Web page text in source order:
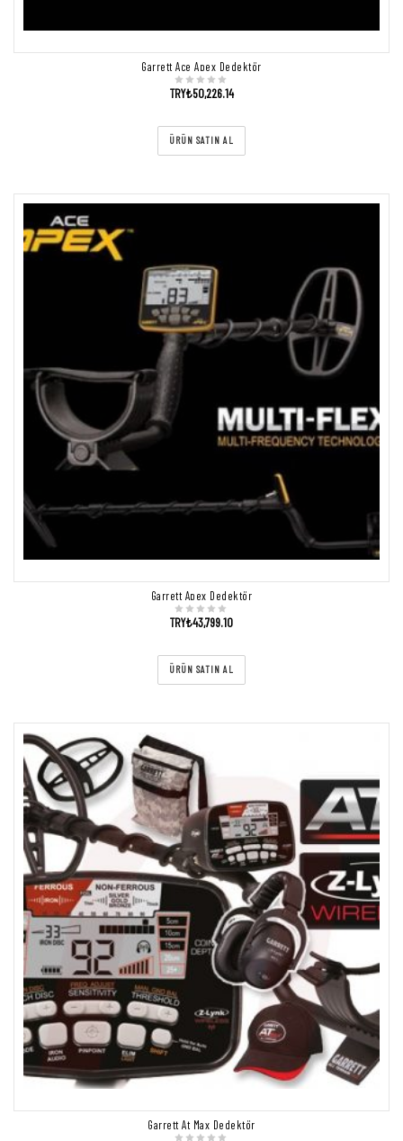
Garrett Ace Apex Dedektör
TRY₺50,226.14
ÜRÜN SATIN AL
Garrett Apex Dedektör
TRY₺43,799.10
ÜRÜN SATIN AL
Garrett At Max Dedektör